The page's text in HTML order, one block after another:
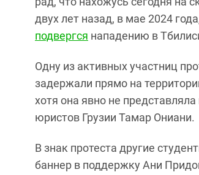
двух лет назад, в мае 2024
подвергся нападению в
Одну из активных участниц
задержали прямо на
хотя она явно не
юристов Грузии Тамар Ониани.
В знак протеста другие
баннер в поддержку Ани